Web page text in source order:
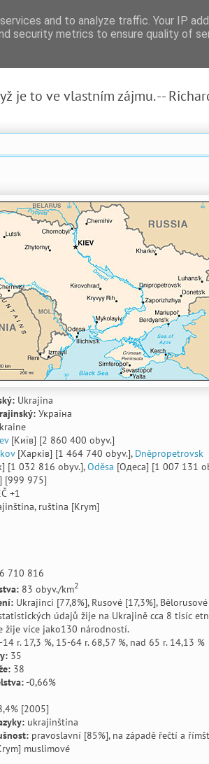
je to ve vlastním zájmu. --
Ukrajina
Україна
[Київ] [2 860 400 obyv.]
[Харків] [1 464 740 obyv.], Dněpropetrovsk
[1 032 816 obyv.],Oděsa [Одеса] [1 007 131
[999 975]
+1
ruština [Krym]
710 816
83 obyv./km2
Ukrajinci [77,8%], Rusové [17,3%],
údajů žije na Ukrajině cca 8 tisíc
žije více jako130 národností.
r. 17,3 %, 15-64 r. 68,57 %, nad 65 r. 14,13 %
35
38
-0,66%
[2005]
ukrajinština
pravoslavní [85%], na západě řečtí a
muslimové
and to analyze traffic. Your IP
security metrics to ensure quality of